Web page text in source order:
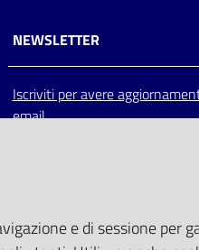
NEWSLETTER
Iscriviti per avere
email
e di sessione